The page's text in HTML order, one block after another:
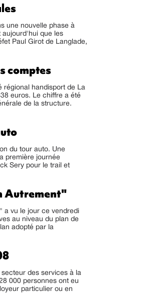
une nouvelle phase à
aujourd'hui que les
Paul Girot de Langlade,
comptes
régional handisport de La
euros. Le chiffre a été
de la structure.
du tour auto. Une
première journée
Sery pour le trail et
Autrement"
a vu le jour ce vendredi
au niveau du plan de
adopté par la
des services à la
000 personnes ont eu
particulier ou en